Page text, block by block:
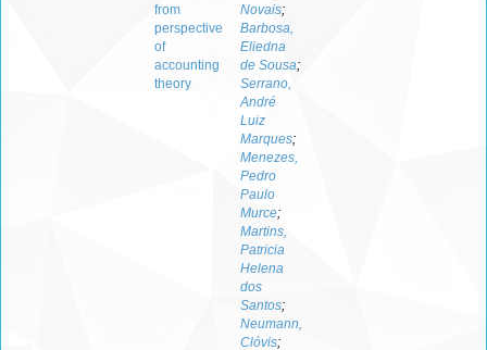
from
perspective
of
accounting
theory
Novais;
Barbosa,
Eliedna
de Sousa;
Serrano,
André
Luiz
Marques;
Menezes,
Pedro
Paulo
Murce;
Martins,
Patricia
Helena
dos
Santos;
Neumann,
Clóvis;